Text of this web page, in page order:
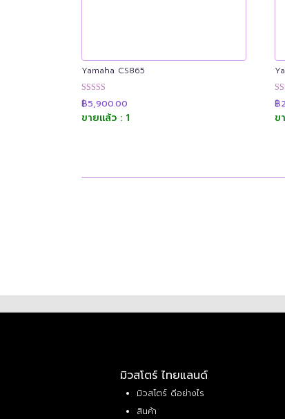
Yamaha CS865
ให้คะแนน
4.91
ตั้งแต่ 1-5
฿5,900.00
ขายแล้ว : 1
ใ
ตั้
฿
ข
มิวสโตร์ ไทยแลนด์
มิวสโตร์ ดีอย่างไร
สินค้า